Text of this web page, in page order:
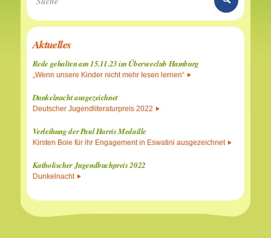
Aktuelles
Rede gehalten am 15.11.23 im Überseeclub Hamburg
„Wenn unsere Kinder nicht mehr lesen lernen“
Dunkelnacht ausgezeichnet
Deutscher Jugendliteraturpreis 2022
Verleihung der Paul Harris Medaille
Kirsten Boie für ihr Engagement in Eswatini ausgezeichnet
Katholischer Jugendbuchpreis 2022
Dunkelnacht